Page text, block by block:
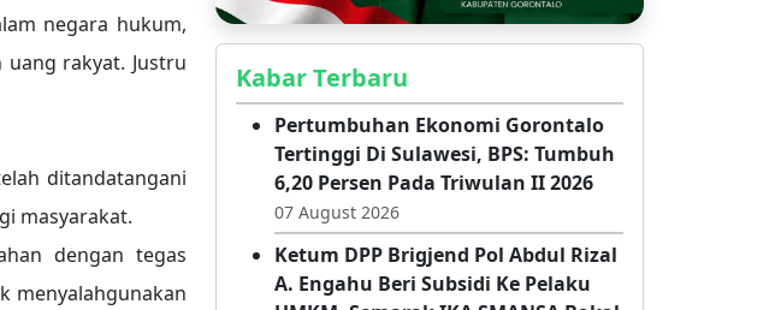
negara hukum,
rakyat. Justru
ditandatangani
masyarakat.
dengan tegas
menyalahgunakan
Kabar Terbaru
Pertumbuhan Ekonomi Gorontalo
Tertinggi Di Sulawesi, BPS: Tumbuh
6,20 Persen Pada Triwulan II 2026
07 August 2026